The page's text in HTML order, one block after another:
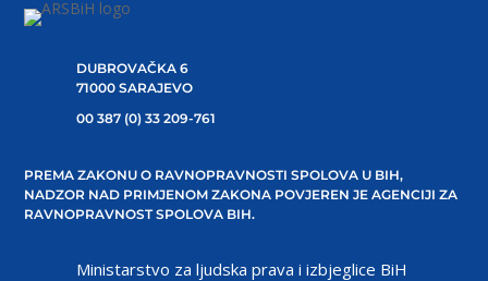
DUBROVAČKA 6
71000 SARAJEVO
00 387 (0) 33 209-761
PREMA ZAKONU O RAVNOPRAVNOSTI SPOLOVA U BIH,
NADZOR NAD PRIMJENOM ZAKONA POVJEREN JE AGENCIJI ZA
RAVNOPRAVNOST SPOLOVA BIH.
Ministarstvo za ljudska prava i izbjeglice BiH